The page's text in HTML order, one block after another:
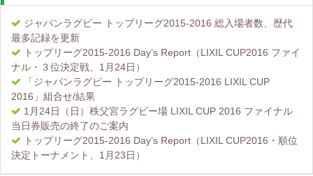
ジャパンラグビー トップリーグ2015-2016 総入場者数、歴代
最多記録を更新
トップリーグ2015-2016 Day’s Report（LIXIL CUP2016 ファイ
ナル・３位決定戦、1月24日）
「ジャパンラグビー トップリーグ2015-2016 LIXIL CUP
2016」組合せ/結果
1月24日（日）秩父宮ラグビー場 LIXIL CUP 2016 ファイナル
当日券販売の終了のご案内
トップリーグ2015-2016 Day’s Report（LIXIL CUP2016・順位
決定トーナメント、1月23日）